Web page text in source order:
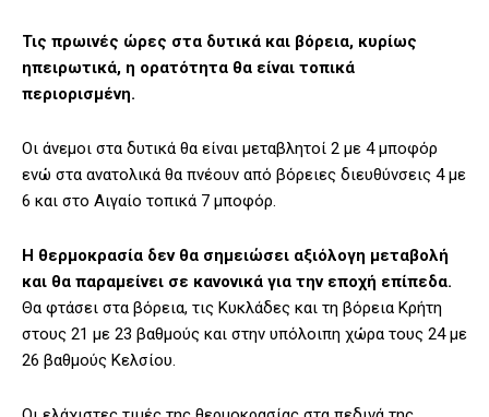
Τις πρωινές ώρες στα δυτικά και βόρεια, κυρίως
ηπειρωτικά, η ορατότητα θα είναι τοπικά
περιορισμένη.
Οι άνεμοι στα δυτικά θα είναι μεταβλητοί 2 με 4 μποφόρ
ενώ στα ανατολικά θα πνέουν από βόρειες διευθύνσεις 4 με
6 και στο Αιγαίο τοπικά 7 μποφόρ.
Η θερμοκρασία δεν θα σημειώσει αξιόλογη μεταβολή
και θα παραμείνει σε κανονικά για την εποχή επίπεδα.
Θα φτάσει στα βόρεια, τις Κυκλάδες και τη βόρεια Κρήτη
στους 21 με 23 βαθμούς και στην υπόλοιπη χώρα τους 24 με
26 βαθμούς Κελσίου.